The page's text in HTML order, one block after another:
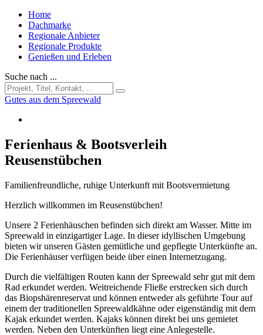
Home
Dachmarke
Regionale Anbieter
Regionale Produkte
Genießen und Erleben
Suche nach ...
Gutes aus dem Spreewald
Ferienhaus & Bootsverleih
Reusenstübchen
Familienfreundliche, ruhige Unterkunft mit Bootsvermietung
Herzlich willkommen im Reusenstübchen!
Unsere 2 Ferienhäuschen befinden sich direkt am Wasser. Mitte im
Spreewald in einzigartiger Lage. In dieser idyllischen Umgebung
bieten wir unseren Gästen gemütliche und gepflegte Unterkünfte an.
Die Ferienhäuser verfügen beide über einen Internetzugang.
Durch die vielfältigen Routen kann der Spreewald sehr gut mit dem
Rad erkundet werden. Weitreichende Fließe erstrecken sich durch
das Biopshärenreservat und können entweder als geführte Tour auf
einem der traditionellen Spreewaldkähne oder eigenständig mit dem
Kajak erkundet werden. Kajaks können direkt bei uns gemietet
werden. Neben den Unterkünften liegt eine Anlegestelle.